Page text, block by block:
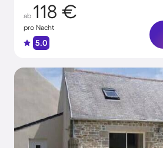
ab 118 €
pro Nacht
5.0